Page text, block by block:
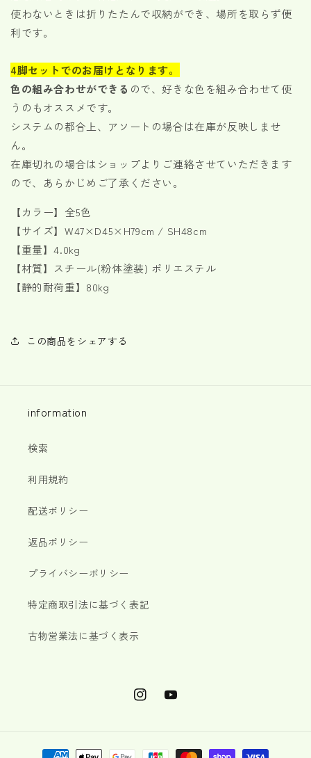
ッ
ト
ソ
ー
ト
可
の
量
を
ら
す
ッ
ソ
ー
可
の
量
を
す
使わないときは折りたたんで収納ができ、場所を取らず便
利です。
4脚セットでのお届けとなります。
色の組み合わせができる ので、好きな色を組み合わせて使
うのもオススメです。
システムの都合上、アソートの場合は在庫が反映しませ
ん。
在庫切れの場合はショップよりご連絡させていただきます
ので、あらかじめご了承ください。
【カラー】全5色
【サイズ】W47×D45×H79cm / SH48cm
【重量】4.0kg
【材質】スチール(粉体塗装) ポリエステル
【静的耐荷重】80kg
この商品をシェアする
information
検索
利用規約
配送ポリシー
返品ポリシー
プライバシーポリシー
特定商取引法に基づく表記
古物営業法に基づく表示
InstagramYouTube
決